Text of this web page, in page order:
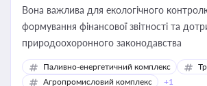
Вона важлива для екологічного
формування фінансової звітності та
природоохоронного законодавства
Паливно-енергетичний комплекс
Агропромисловий комплекс
+1